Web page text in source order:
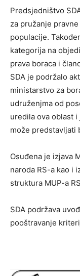
Predsjedništvo
za pružanje
populacije.
kategorija na
prava boraca i
SDA je podržalo
ministarstvo za
udruženjma od
uredila ova oblast
može predstavljati
Osuđena je izjava
naroda RS-a kao i
struktura MUP-a
SDA podržava
pooštravanje